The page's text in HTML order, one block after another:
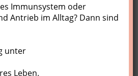
Immunsystem oder
Antrieb im Alltag? Dann sind
unter
Leben.